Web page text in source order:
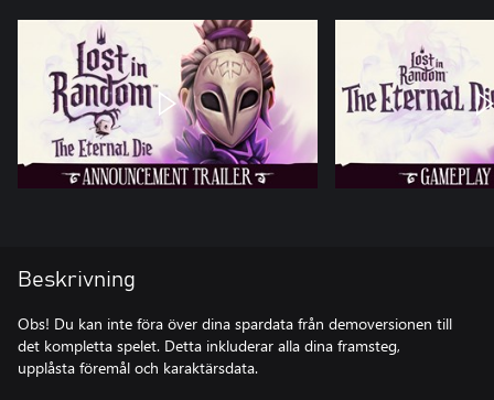
Beskrivning
Obs! Du kan inte föra över dina spardata från demoversionen till
det kompletta spelet. Detta inkluderar alla dina framsteg,
upplåsta föremål och karaktärsdata.